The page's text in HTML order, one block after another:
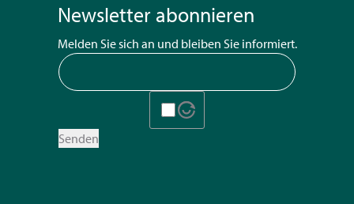
Newsletter abonnieren
Melden Sie sich an und bleiben Sie informiert.
Senden